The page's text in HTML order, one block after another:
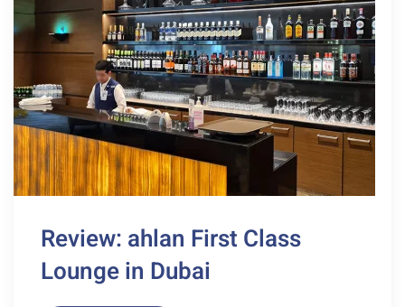
Review: ahlan First Class
Lounge in Dubai